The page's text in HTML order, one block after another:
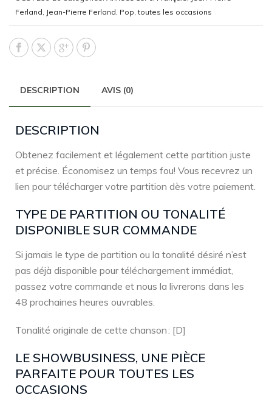
Ferland, Jean-Pierre Ferland, Pop,toutes les occasions
DESCRIPTION AVIS (0)
DESCRIPTION
Obtenez facilement et légalement cette partition juste
et précise. Économisez un temps fou! Vous recevrez un
lien pour télécharger votre partition dès votre paiement.
TYPE DE PARTITION OU TONALITÉ
DISPONIBLE SUR COMMANDE
Si jamais le type de partition ou la tonalité désiré n’est
pas déjà disponible pour téléchargement immédiat,
passez votre commande et nous la livrerons dans les
48 prochaines heures ouvrables.
Tonalité originale de cette chanson : [D]
LE SHOWBUSINESS, UNE PIÈCE
PARFAITE POUR TOUTES LES
OCCASIONS